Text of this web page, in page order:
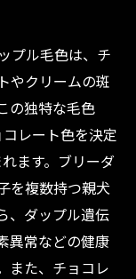
プル毛色は、チ
やクリームの斑
の独特な毛色
レート色を決定
ます。ブリーダ
を複数持つ親犬
、ダップル遺伝
異常などの健康
また、チョコレ